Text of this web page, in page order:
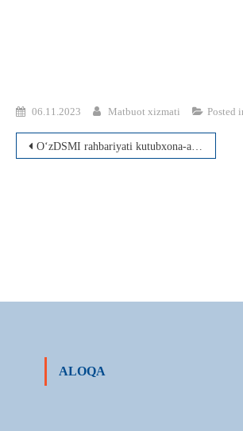
06.11.2023 Matbuot xizmati Posted
Post
O‘zDSMI rahbariyati kutubxona-axborot faoliyati va xalq ijodiyoti fakultetlari talabalari bilan davra suhbati o‘tkazdi
ALOQA